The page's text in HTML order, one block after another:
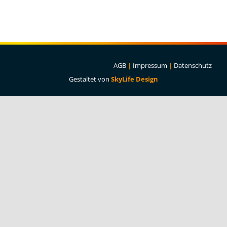
Projekte & Lösungen
AGB | Impressum | Datenschutz
Gestaltet von SkyLife Design